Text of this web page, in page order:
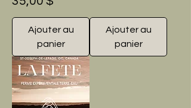
Ajouter au
panier
Ajouter au
panier